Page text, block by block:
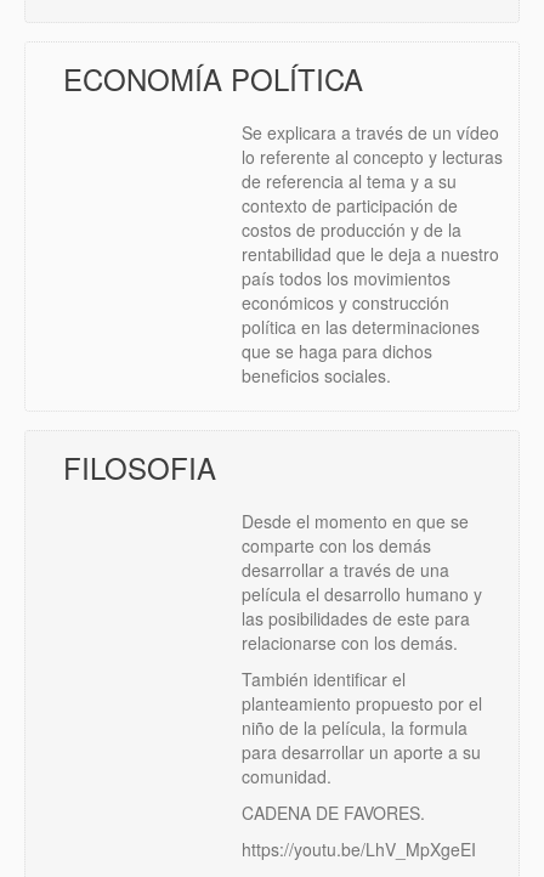
ECONOMÍA POLÍTICA
Se explicara a través de un vídeo
lo referente al concepto y lecturas
de referencia al tema y a su
contexto de participación de
costos de producción y de la
rentabilidad que le deja a nuestro
país todos los movimientos
económicos y construcción
política en las determinaciones
que se haga para dichos
beneficios sociales.
FILOSOFIA
Desde el momento en que se
comparte con los demás
desarrollar a través de una
película el desarrollo humano y
las posibilidades de este para
relacionarse con los demás.
También identificar el
planteamiento propuesto por el
niño de la película, la formula
para desarrollar un aporte a su
comunidad.
CADENA DE FAVORES.
https://youtu.be/LhV_MpXgeEI